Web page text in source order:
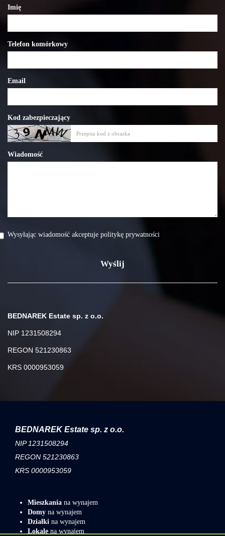
Imię
Telefon komórkowy
Email
Kod zabezpieczający
Wiadomość
Wysyłając wiadomość akceptuje politykę prywatności
BEDNAREK Estate sp. z o.o.
NIP 1231508294
REGON 521230863
KRS 0000953059
BEDNAREK Estate sp. z o.o.
NIP 1231508294
REGON 521230863
KRS 0000953059
Mieszkania na wynajem
Domy na wynajem
Działki na wynajem
Lokale na wynajem